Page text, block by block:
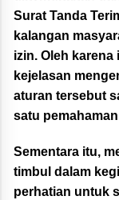
Surat Tanda
kalangan
izin. Oleh
kejelasan
aturan tersebut
satu
Sementara itu,
timbul dalam
perhatian untuk